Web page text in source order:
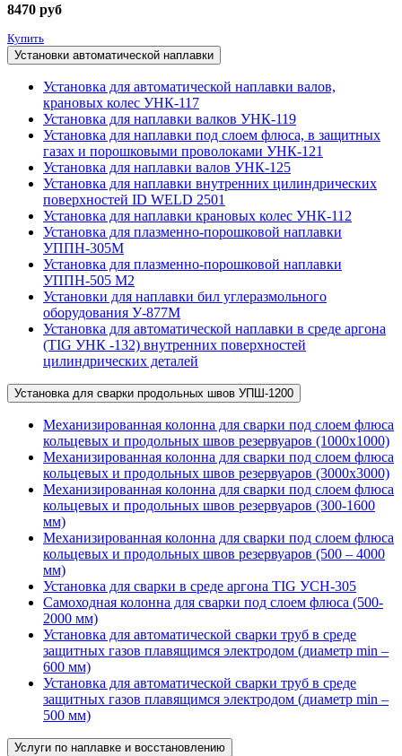
8470 руб
Купить
Установки автоматической наплавки
Установка для автоматической наплавки валов,
крановых колес УНК-117
Установка для наплавки валков УНК-119
Установка для наплавки под слоем флюса, в защитных
газах и порошковыми проволоками УНК-121
Установка для наплавки валов УНК-125
Установка для наплавки внутренних цилиндрических
поверхностей ID WELD 2501
Установка для наплавки крановых колес УНК-112
Установка для плазменно-порошковой наплавки
УППН-305М
Установка для плазменно-порошковой наплавки
УППН-505 М2
Установки для наплавки бил углеразмольного
оборудования У-877М
Установка для автоматической наплавки в среде аргона
(TIG УНК -132) внутренних поверхностей
цилиндрических деталей
Установка для сварки продольных швов УПШ-1200
Механизированная колонна для сварки под слоем флюса
кольцевых и продольных швов резервуаров (1000х1000)
Механизированная колонна для сварки под слоем флюса
кольцевых и продольных швов резервуаров (3000х3000)
Механизированная колонна для сварки под слоем флюса
кольцевых и продольных швов резервуаров (300-1600
мм)
Механизированная колонна для сварки под слоем флюса
кольцевых и продольных швов резервуаров (500 – 4000
мм)
Установка для сварки в среде аргона TIG УСН-305
Самоходная колонна для сварки под слоем флюса (500-
2000 мм)
Установка для автоматической сварки труб в среде
защитных газов плавящимся электродом (диаметр min –
600 мм)
Установка для автоматической сварки труб в среде
защитных газов плавящимся электродом (диаметр min –
500 мм)
Услуги по наплавке и восстановлению